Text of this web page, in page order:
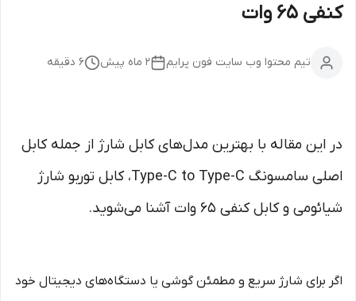
کنفی 65 وات
تیم محتوا وب سایت فون پرایم ۲ ماه پیش 6 دقیقه
در این مقاله با بهترین مدل‌های کابل شارژ از جمله کابل
اصلی سامسونگ Type-C to Type-C، کابل توربو شارژ
شیائومی و کابل کنفی 65 وات آشنا می‌شوید.
اگر برای شارژ سریع و مطمئن گوشی یا دستگاه‌های دیجیتال خود